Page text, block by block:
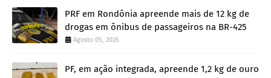
PRF em Rondônia apreende mais de 12 kg de
drogas em ônibus de passageiros na BR-425
Agosto 05, 2026
PF, em ação integrada, apreende 1,2 kg de ouro